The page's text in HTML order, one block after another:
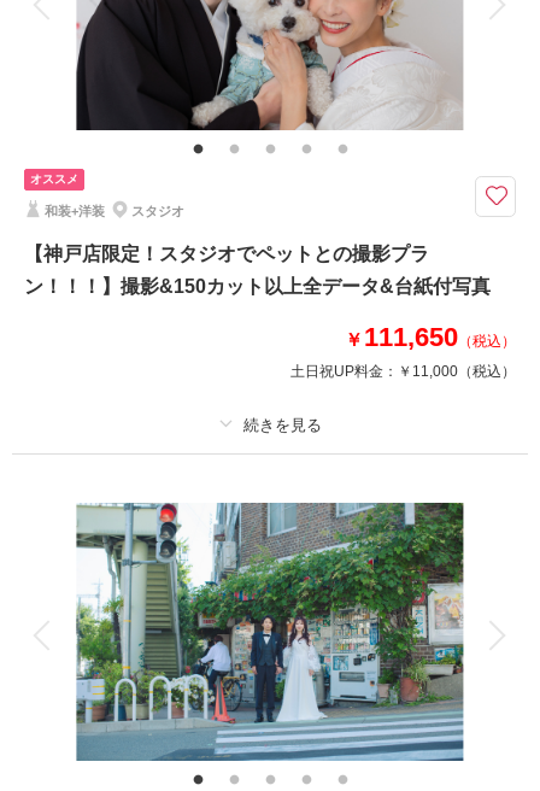
・全データ（美肌・スタイルアップ補正付き）
・新郎・新婦衣装(スタンダード)
・新婦ヘアメイク・アテンド
・アクセサリー類(ブーケ・グローブ・Yシャツ・靴・ヘッドアクセ・ネック
レス・イヤリング）
このプランで撮影可能な撮影レポート
撮影日：
2026年3月10日
相談予約する 撮影日の空き
オススメ
和装+洋装 スタジオ
【神戸店限定！スタジオでペットとの撮影プラ
ン！！！】撮影&150カット以上全データ&台紙付写真
￥ 111,650 （税込）
土日祝UP料金： ￥11,000 （税込）
撮影料 新婦衣装1着 新郎衣装1着
着付け ヘアメイク 小物一式
アルバム データ 150 カット 台紙付写真
衣装追加 会食 挙式
家族と撮影 家族用衣装レンタル ペットと撮影
大切なペット迎える特別なフォトウエディングを・・
愛犬、愛猫やご家族様もウェディングフォトに参加いただけます♪
＜基本料金に含まれるもの＞